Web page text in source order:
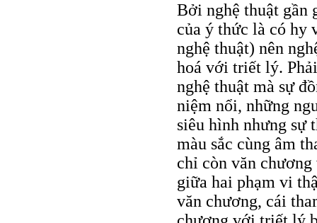
Bởi nghệ thuật gần
của ý thức là có hy
nghệ thuật) nên
hoá với triết lý.
nghệ thuật mà sự
niệm nổi, những
siêu hình nhưng sự
màu sắc cùng âm
chỉ còn văn
giữa hai phạm vi
văn chương, cái